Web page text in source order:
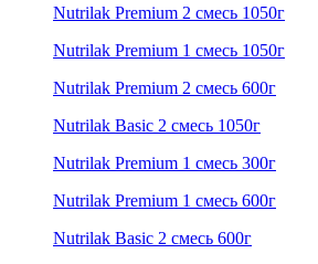
Nutrilak Premium 2 смесь 1050г
Nutrilak Premium 1 смесь 1050г
Nutrilak Premium 2 смесь 600г
Nutrilak Basic 2 смесь 1050г
Nutrilak Premium 1 смесь 300г
Nutrilak Premium 1 смесь 600г
Nutrilak Basic 2 смесь 600г